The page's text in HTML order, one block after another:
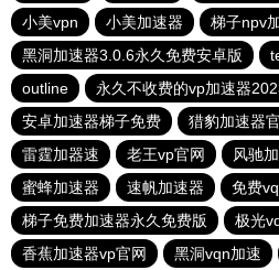
小美vpn
小美加速器 梯子npv
黑洞加速器3.0.6永久免费安卓版
outline
永久不收费的vp加速器
安卓加速器梯子免费
猎豹加速器
雷霆加器速
老王vp官网 风驰
蜜蜂加速器
速帆加速器
免费
梯子免费加速器永久免费版
极光
香蕉加速器vp官网
黑洞vqn加速